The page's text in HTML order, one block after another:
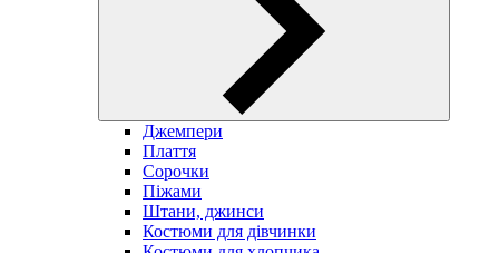
Джемпери
Плаття
Сорочки
Піжами
Штани, джинси
Костюми для дівчинки